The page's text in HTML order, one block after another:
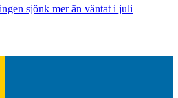
sjönk mer än väntat i juli